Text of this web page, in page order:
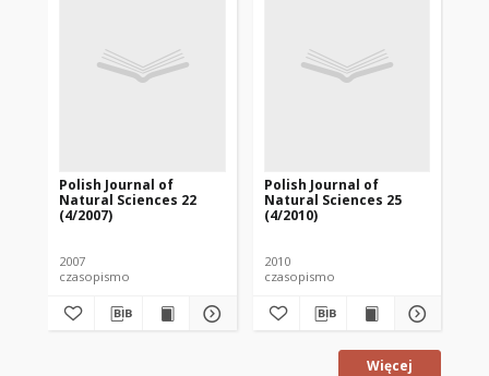
Polish Journal of
Natural Sciences 22
(4/2007)
2007
czasopismo
Polish Journal of
Natural Sciences 25
(4/2010)
2010
czasopismo
Więcej